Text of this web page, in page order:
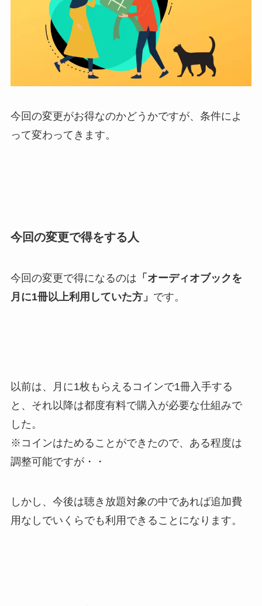
今回の変更がお得なのかどうかですが、条件によ
って変わってきます。
今回の変更で得をする人
今回の変更で得になるのは 「オーディオブックを
月に1冊以上利用していた方」 です。
以前は、月に1枚もらえるコインで1冊入手する
と、それ以降は都度有料で購入が必要な仕組みで
した。
※コインはためることができたので、ある程度は
調整可能ですが・・
しかし、今後は聴き放題対象の中であれば追加費
用なしでいくらでも利用できることになります。